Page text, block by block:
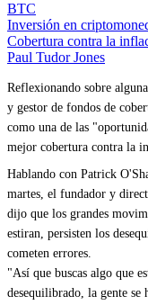
BTC
Inversión en
Cobertura contra la
Paul Tudor Jones
Reflexionando sobre
y gestor de fondos de
como una de las
mejor cobertura contra la
Hablando con Patrick
martes, el fundador y
dijo que los grandes
estiran, persisten los
cometen errores.
"Así que buscas algo que
desequilibrado, la gente se